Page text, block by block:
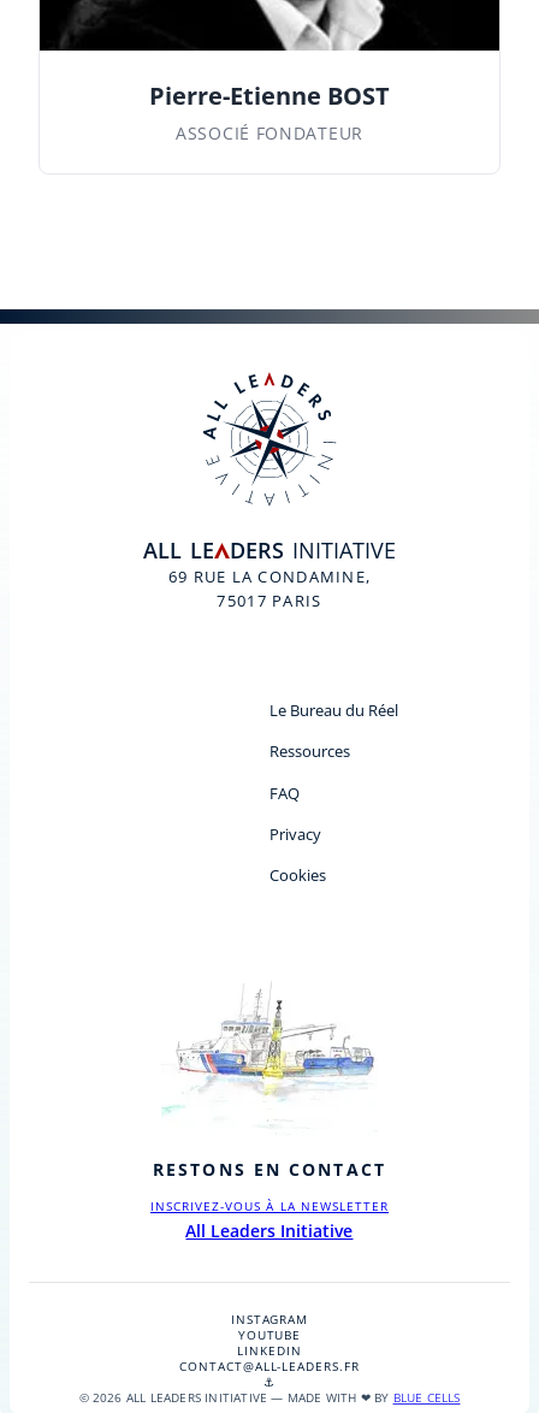
Pierre-Etienne BOST
ASSOCIÉ FONDATEUR
ALL LEADERS INITIATIVE
69 RUE LA CONDAMINE,
75017 PARIS
Le Bureau du Réel
Ressources
FAQ
Privacy
Cookies
RESTONS EN CONTACT
INSCRIVEZ-VOUS À LA NEWSLETTER
All Leaders Initiative
INSTAGRAM
YOUTUBE
LINKEDIN
CONTACT@ALL-LEADERS.FR
⚓
© 2026 ALL LEADERS INITIATIVE — MADE WITH ❤ BY BLUE CELLS